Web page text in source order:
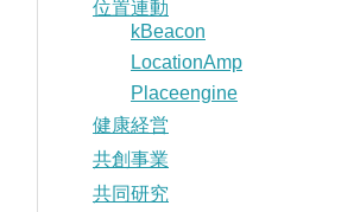
位置連動
kBeacon
LocationAmp
Placeengine
健康経営
共創事業
共同研究